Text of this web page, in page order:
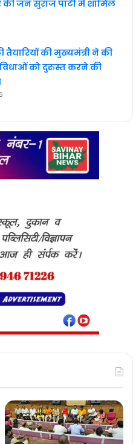
की जन सुराज पार्टी में शामिल
की मुख्यमंत्री ने की
को दुरुस्त करने की